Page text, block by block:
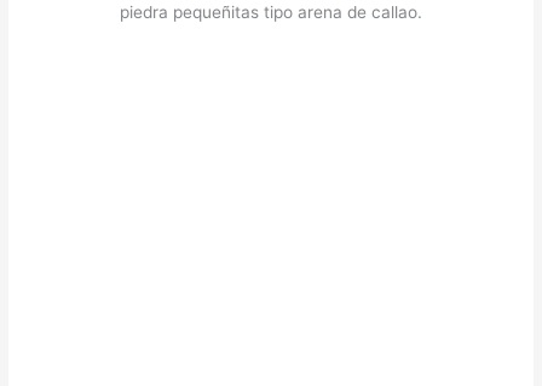
piedra pequeñitas tipo arena de callao.